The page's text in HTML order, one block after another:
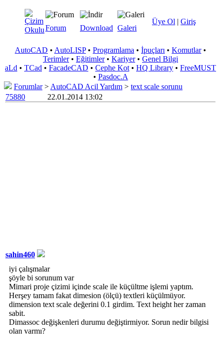
Üye Ol | Giriş
Forum Download Galeri
AutoCAD • AutoLISP• Programlama • İpuçları • Komutlar•
Terimler• Eğitimler• Kariyer• Genel Bilgi
aLd • TCad • FacadeCAD • Cephe Kot • HQ Library • FreeMUST
• Pasdoc.A
Forumlar> AutoCAD Acil Yardım > text scale sorunu
75880
22.01.2014 13:02
sahin460
iyi çalışmalar
şöyle bi sorunum var
Mimari proje çizimi içinde scale ile küçültme işlemi yaptım.
Herşey tamam fakat dimesion (ölçü) textleri küçülmüyor.
dimension text scale değerini 0.1 girdim. Text height her zaman
sabit.
Dimassoc değişkenleri durumu değiştirmiyor. Sorun nedir bilgisi
olan varmı?